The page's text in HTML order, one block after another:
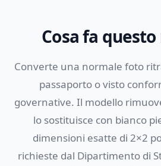
Cosa fa
Converte una normale foto
passaporto o visto
governative. Il modello
lo sostituisce con bianco
dimensioni esatte di 2×2
richieste dal Dipartimento di